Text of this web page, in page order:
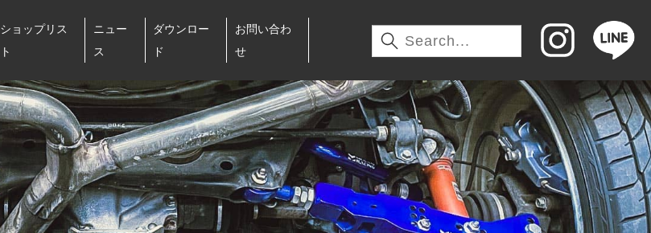
ショップリス
ト
ニュー
ス
ダウンロー
ド
お問い合わ
せ